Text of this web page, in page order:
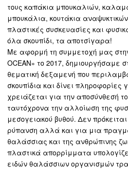
τους καπάκια μπουκαλιών,
μπουκάλια, κουτάκια
πλαστικές συσκευασίες και
όλα σκουπίδι, τα αποτσίγαρα!
Με αφορμή τη συμμετοχή μας
OCEAN» το 2017, δημιουργήσαμε
θεματική δεξαμενή που
σκουπίδια και δίνει πληροφορίες
χρειάζεται για την αποσύνθεσή
ταυτόχρονα την αλλοίωση της
μεσογειακού βυθού. Δεν
ρύπανση αλλά και για μια
θαλάσσιας και της ανθρώπινης
πλαστικά απορρίμματα
ειδών θαλάσσιων οργανισμών